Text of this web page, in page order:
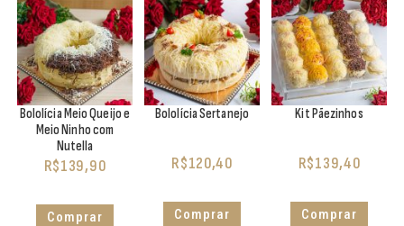
Bololícia Meio Queijo e
Meio Ninho com
Nutella
R$139,90
Comprar
Bololícia Sertanejo
R$120,40
Comprar
Kit Pãezinhos
R$139,40
Comprar